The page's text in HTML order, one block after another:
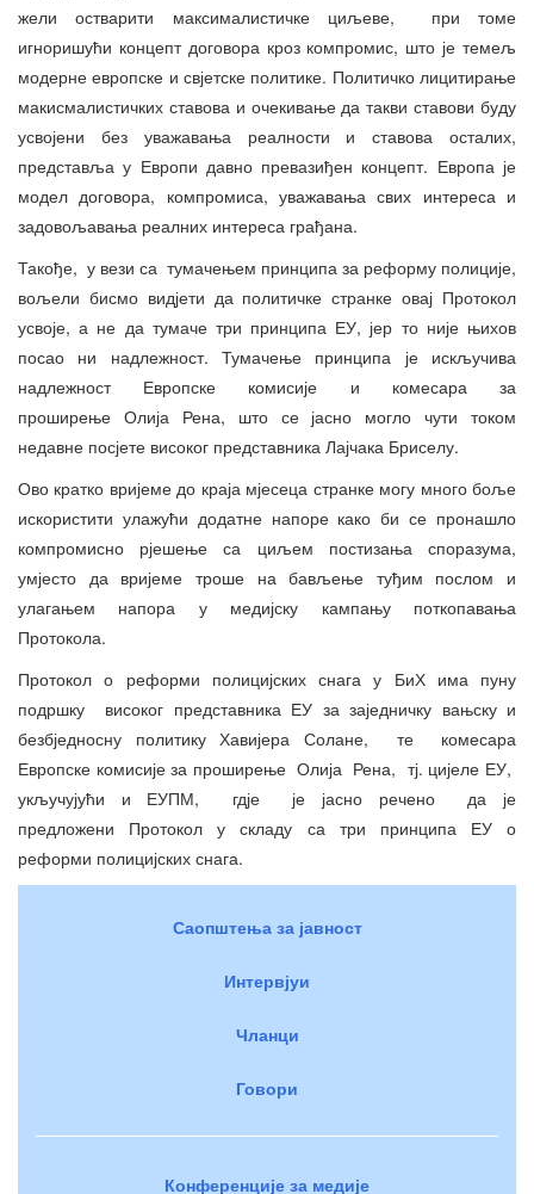
жели остварити максималистичке циљеве, при томе
игноришући концепт договора кроз компромис, што је темељ
модерне европске и свјетске политике. Политичко лицитирање
макисмалистичких ставова и очекивање да такви ставови буду
усвојени без уважавања реалности и ставова осталих,
представља у Европи давно превазиђен концепт. Европа је
модел договора, компромиса, уважавања свих интереса и
задовољавања реалних интереса грађана.
Такође, у вези са тумачењем принципа за реформу полиције,
вољели бисмо видјети да политичке странке овај Протокол
усвоје, а не да тумаче три принципа ЕУ, јер то није њихов
посао ни надлежност. Тумачење принципа је искључива
надлежност Европске комисије и комесара за
проширење Олија Рена, што се јасно могло чути током
недавне посјете високог представника Лајчака Бриселу.
Ово кратко вријеме до краја мјесеца странке могу много боље
искористити улажући додатне напоре како би се пронашло
компромисно рјешење са циљем постизања споразума,
умјесто да вријеме троше на бављење туђим послом и
улагањем напора у медијску кампању поткопавања
Протокола.
Протокол о реформи полицијских снага у БиХ има пуну
подршку високог представника ЕУ за заједничку вањску и
безбједносну политику Хавијера Солане, те комесара
Европске комисије за проширење Олија Рена, тј. цијеле ЕУ,
укључујући и ЕУПМ, гдје је јасно речено да је
предложени Протокол у складу са три принципа ЕУ о
реформи полицијских снага.
Саопштења за јавност
Интервјуи
Чланци
Говори
Конференције за медије